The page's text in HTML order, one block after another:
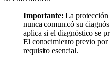
Importante: La protección
nunca comunicó su
aplica si el diagnóstico se
El conocimiento previo por
requisito esencial.